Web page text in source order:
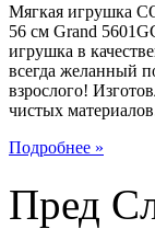
Мягкая игрушка
56 см Grand
игрушка в
всегда желанный
взрослого!
чистых
Подробнее »
Пред